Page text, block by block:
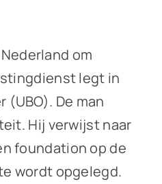
om
legt in
De man
Hij verwijst naar
foundation op de
wordt opgelegd.